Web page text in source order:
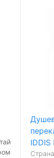
IDDIS
Страна